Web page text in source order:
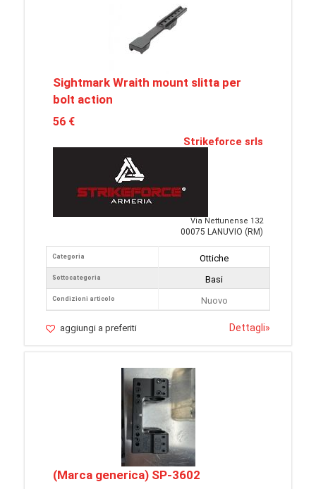
Sightmark Wraith mount slitta per
bolt action
56 €
Strikeforce srls
Via Nettunense 132
00075 LANUVIO (RM)
Categoria
Sottocategoria
Condizioni articolo
Ottiche
Basi
Nuovo
aggiungi a preferiti Dettagli»
(Marca generica) SP-3602